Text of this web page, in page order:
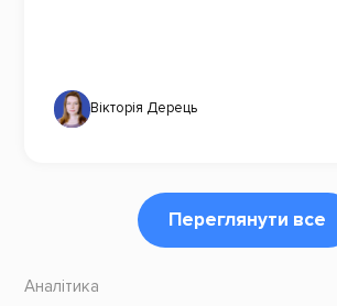
Вікторія Дерець
Переглянути все
Аналітика